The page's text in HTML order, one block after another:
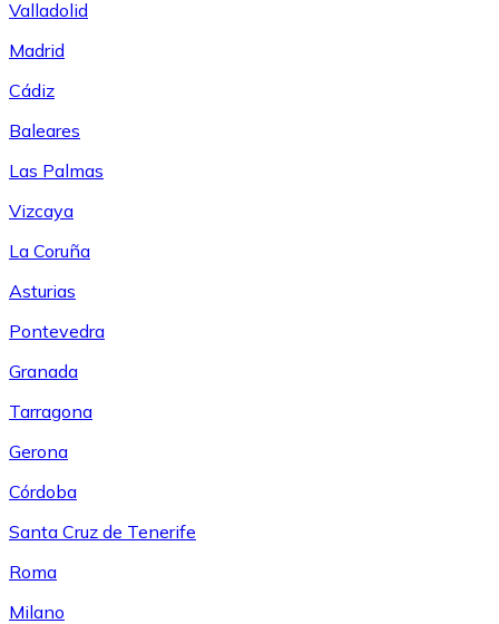
Valladolid
Madrid
Cádiz
Baleares
Las Palmas
Vizcaya
La Coruña
Asturias
Pontevedra
Granada
Tarragona
Gerona
Córdoba
Santa Cruz de Tenerife
Roma
Milano